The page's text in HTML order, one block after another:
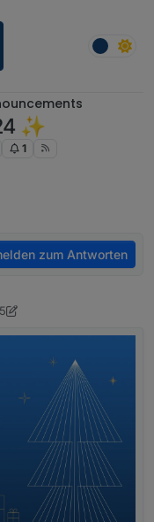
✨
1
zum Antworten